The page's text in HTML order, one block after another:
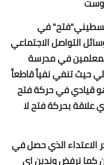
في
التواصل الاجتماعي
في مدرسة
حيث تنفي نفياً قاطعاً
قيادي في حركة فتح
علاقة بحركة فتح لا
الاعتداء الذي حصل في
نرفض وندين اي